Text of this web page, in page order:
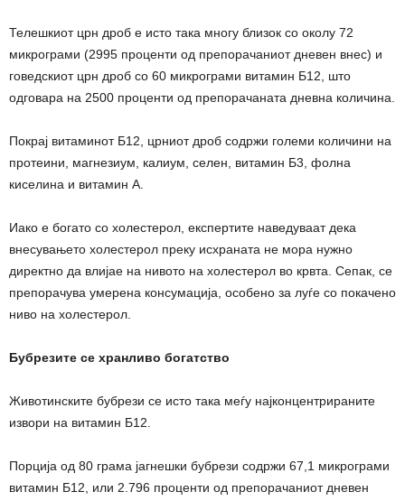
Телешкиот црн дроб е исто така многу близок со околу 72
микрограми (2995 проценти од препорачаниот дневен внес) и
говедскиот црн дроб со 60 микрограми витамин Б12, што
одговара на 2500 проценти од препорачаната дневна количина.
Покрај витаминот Б12, црниот дроб содржи големи количини на
протеини, магнезиум, калиум, селен, витамин Б3, фолна
киселина и витамин А.
Иако е богато со холестерол, експертите наведуваат дека
внесувањето холестерол преку исхраната не мора нужно
директно да влијае на нивото на холестерол во крвта. Сепак, се
препорачува умерена консумација, особено за луѓе со покачено
ниво на холестерол.
Бубрезите се хранливо богатство
Животинските бубрези се исто така меѓу најконцентрираните
извори на витамин Б12.
Порција од 80 грама јагнешки бубрези содржи 67,1 микрограми
витамин Б12, или 2.796 проценти од препорачаниот дневен